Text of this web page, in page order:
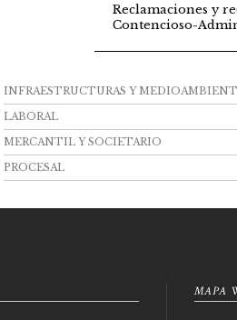
Reclamaciones y
Contencioso-
INFRAESTRUCTURAS Y
LABORAL
MERCANTIL Y SOCIETARIO
PROCESAL
MAPA